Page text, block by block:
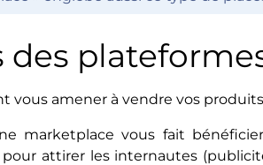
vous amener à vendre vos
marketplace vous fait
attirer les internautes